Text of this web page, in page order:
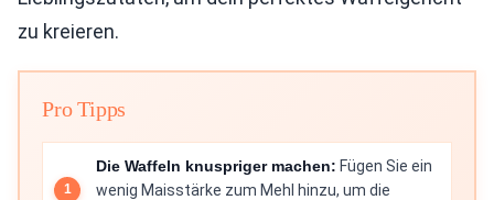
zu kreieren.
Pro Tipps
Die Waffeln knuspriger machen: Fügen Sie ein
wenig Maisstärke zum Mehl hinzu, um die